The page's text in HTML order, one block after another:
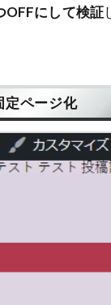
OFFにして検証
定ページ化